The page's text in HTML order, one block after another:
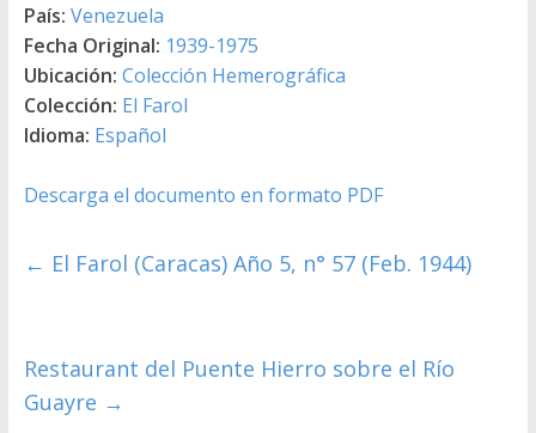
País: Venezuela
Fecha Original: 1939-1975
Ubicación: Colección Hemerográfica
Colección: El Farol
Idioma: Español
Descarga el documento en formato PDF
← El Farol (Caracas) Año 5, n° 57 (Feb. 1944)
Restaurant del Puente Hierro sobre el Río
Guayre →